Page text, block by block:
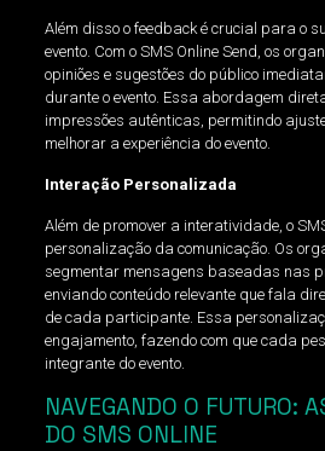
Além disso o feedback é crucial para o
evento. Com o SMS Online Send, os
opiniões e sugestões do público
durante o evento. Essa abordagem
impressões autênticas, permitindo
melhorar a experiência do evento.
Interação Personalizada
Além de promover a interatividade, o
personalização da comunicação. Os
segmentar mensagens baseadas nas
enviando conteúdo relevante que fala
de cada participante. Essa
engajamento, fazendo com que cada
integrante do evento.
NAVEGANDO O FUTURO:
DO SMS ONLINE